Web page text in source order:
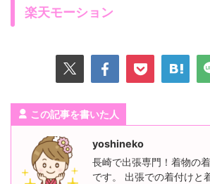
楽天モーション
この記事を書いた人
yoshineko
長崎で出張専門！着物の
です。 出張での着付けと